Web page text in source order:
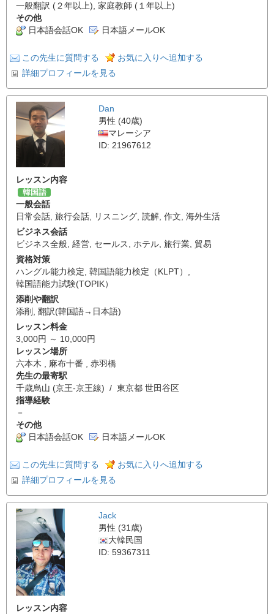
一般翻訳 (２年以上), 家庭教師 (１年以上)
その他
日本語会話OK
日本語メールOK
この先生に質問する
お気に入りへ追加する
詳細プロフィールを見る
Dan
男性 (40歳)
マレーシア
ID: 21967612
レッスン内容
韓国語
一般会話
日常会話 旅行会話 リスニング 読解 作文 海外生活
ビジネス会話
ビジネス全般 経営 セールス ホテル 旅行業 貿易
資格対策
ハングル能力検定 韓国語能力検定（KLPT）
韓国語能力試験(TOPIK）
添削や翻訳
添削
翻訳(韓国語→日本語)
レッスン料金
3,000円 ～ 10,000円
レッスン場所
六本木 , 麻布十番 , 赤羽橋
先生の最寄駅
千歳烏山 (京王-京王線) / 東京都 世田谷区
指導経験
－
その他
日本語会話OK
日本語メールOK
この先生に質問する
お気に入りへ追加する
詳細プロフィールを見る
Jack
男性 (31歳)
大韓民国
ID: 59367311
レッスン内容